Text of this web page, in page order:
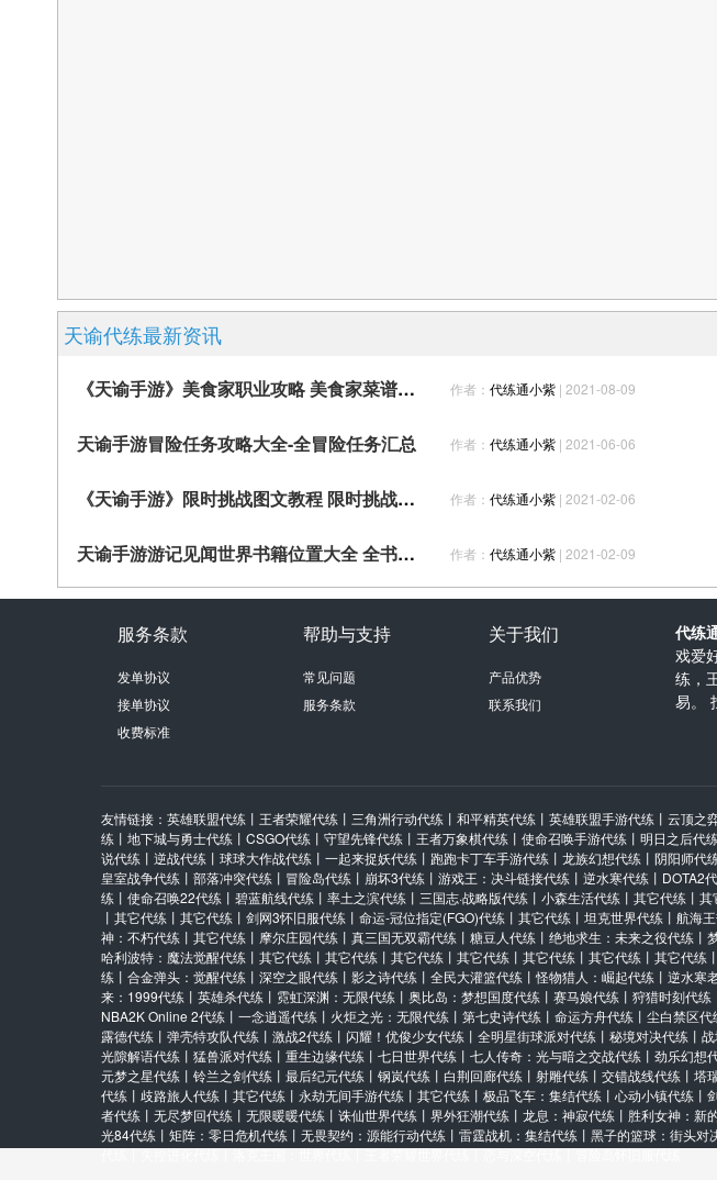
天谕代练最新资讯
《天谕手游》美食家职业攻略 美食家菜谱一览 作者：代练通小紫 | 2021-08-09
天谕手游冒险任务攻略大全-全冒险任务汇总 作者：代练通小紫 | 2021-06-06
《天谕手游》限时挑战图文教程 限时挑战怎么玩 作者：代练通小紫 | 2021-02-06
天谕手游游记见闻世界书籍位置大全 全书籍位置分享 作者：代练通小紫 | 2021-02-09
服务条款
发单协议
接单协议
收费标准
帮助与支持
常见问题
服务条款
关于我们
产品优势
联系我们
代练
戏爱
练，
易。
友情链接： 英雄联盟代练 丨 王者荣耀代练 丨 三角洲行动代练 丨 和平精英代练 丨 英雄联盟手游代练 丨 云顶之
练 丨 地下城与勇士代练 丨 CSGO代练 丨 守望先锋代练 丨 王者万象棋代练 丨 使命召唤手游代练 丨 明日之后代练
说代练 丨 逆战代练 丨 球球大作战代练 丨 一起来捉妖代练 丨 跑跑卡丁车手游代练 丨 龙族幻想代练 丨 阴阳师代
皇室战争代练 丨 部落冲突代练 丨 冒险岛代练 丨 崩坏3代练 丨 游戏王：决斗链接代练 丨 逆水寒代练 丨 DOTA2
练 丨 使命召唤22代练 丨 碧蓝航线代练 丨 率土之滨代练 丨 三国志·战略版代练 丨 小森生活代练 丨 其它代练 丨 其
丨 其它代练 丨 其它代练 丨 剑网3怀旧服代练 丨 命运-冠位指定(FGO)代练 丨 其它代练 丨 坦克世界代练 丨 航海
神：不朽代练 丨 其它代练 丨 摩尔庄园代练 丨 真三国无双霸代练 丨 糖豆人代练 丨 绝地求生：未来之役代练 丨
哈利波特：魔法觉醒代练 丨 其它代练 丨 其它代练 丨 其它代练 丨 其它代练 丨 其它代练 丨 其它代练 丨 其它代练 丨
练 丨 合金弹头：觉醒代练 丨 深空之眼代练 丨 影之诗代练 丨 全民大灌篮代练 丨怪物猎人：崛起代练 丨 逆水寒
来：1999代练 丨 英雄杀代练 丨 霓虹深渊：无限代练 丨 奥比岛：梦想国度代练 丨 赛马娘代练 丨 狩猎时刻代练
NBA2K Online 2代练 丨 一念逍遥代练 丨 火炬之光：无限代练 丨 第七史诗代练 丨 命运方舟代练 丨 尘白禁区代
露德代练 丨 弹壳特攻队代练 丨 激战2代练 丨 闪耀！优俊少女代练 丨 全明星街球派对代练 丨 秘境对决代练 丨
光隙解语代练 丨 猛兽派对代练 丨 重生边缘代练 丨 七日世界代练 丨 七人传奇：光与暗之交战代练 丨 劲乐幻想
元梦之星代练 丨 铃兰之剑代练 丨 最后纪元代练 丨 钢岚代练 丨 白荆回廊代练 丨 射雕代练 丨 交错战线代练 丨 塔
代练 丨 歧路旅人代练 丨 其它代练 丨 永劫无间手游代练 丨 其它代练 丨 极品飞车：集结代练 丨 心动小镇代练 丨
者代练 丨 无尽梦回代练 丨 无限暖暖代练 丨 诛仙世界代练 丨 界外狂潮代练 丨 龙息：神寂代练 丨 胜利女神：新
光84代练 丨 矩阵：零日危机代练 丨 无畏契约：源能行动代练 丨 雷霆战机：集结代练 丨 黑子的篮球：街头对
代练丨失控进化代练丨洛克王国：世界代练丨王者荣耀世界代练丨恋与深空代练丨冒险岛怀旧服代练